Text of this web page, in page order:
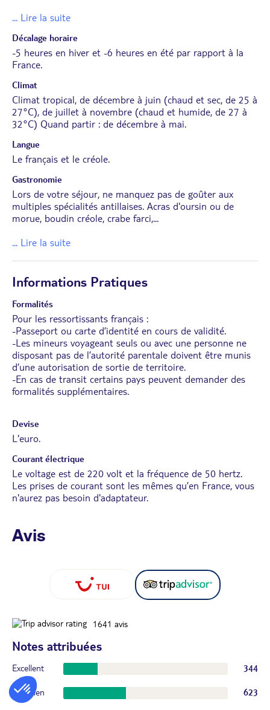
... Lire la suite
Décalage horaire
-5 heures en hiver et -6 heures en été par rapport à la
France.
Climat
Climat tropical, de décembre à juin (chaud et sec, de 25 à
27°C), de juillet à novembre (chaud et humide, de 27 à
32°C) Quand partir : de décembre à mai.
Langue
Le français et le créole.
Gastronomie
Lors de votre séjour, ne manquez pas de goûter aux
multiples spécialités antillaises. Acras d'oursin ou de
morue, boudin créole, crabe farci,...
... Lire la suite
Informations Pratiques
Formalités
Pour les ressortissants français :
-Passeport ou carte d’identité en cours de validité.
-Les mineurs voyageant seuls ou avec une personne ne
disposant pas de l’autorité parentale doivent être munis
d’une autorisation de sortie de territoire.
-En cas de transit certains pays peuvent demander des
formalités supplémentaires.
Devise
L'euro.
Courant électrique
Le voltage est de 220 volt et la fréquence de 50 hertz.
Les prises de courant sont les mêmes qu’en France, vous
n'aurez pas besoin d'adaptateur.
Avis
1641 avis
Notes attribuées
Excellent 344
Très bien 623